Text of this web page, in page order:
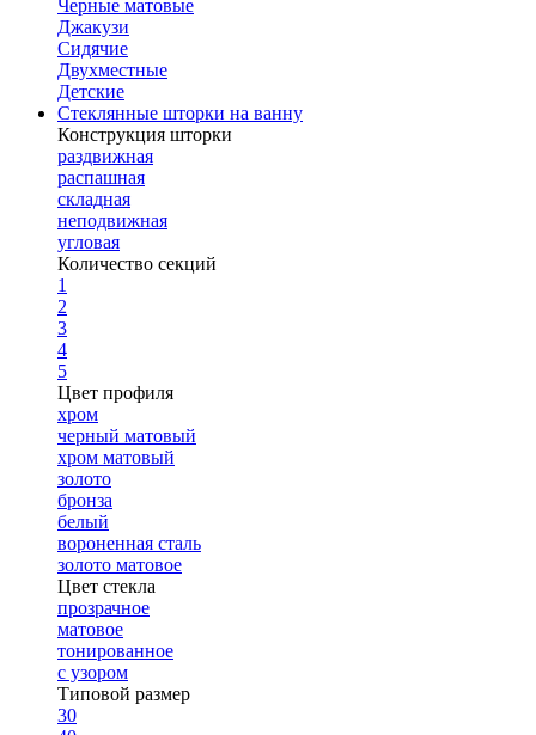
Черные матовые
Джакузи
Сидячие
Двухместные
Детские
Стеклянные шторки на ванну
Конструкция шторки
раздвижная
распашная
складная
неподвижная
угловая
Количество секций
1
2
3
4
5
Цвет профиля
хром
черный матовый
хром матовый
золото
бронза
белый
вороненная сталь
золото матовое
Цвет стекла
прозрачное
матовое
тонированное
с узором
Типовой размер
30